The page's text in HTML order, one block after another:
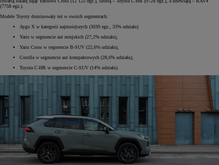
(7758 egz.).
Modele Toyoty dominowały też w swoich segmentach:
Aygo X w kategorii najmniejszych (3039 egz., 33% udziału)
Yaris w segmencie aut miejskich (27,2% udziału),
Yaris Cross w segmencie B-SUV (22,6% udziału),
Corolla w segmencie aut kompaktowych (28,6% udziału),
Toyota C-HR w segmencie C-SUV (14% udziału).